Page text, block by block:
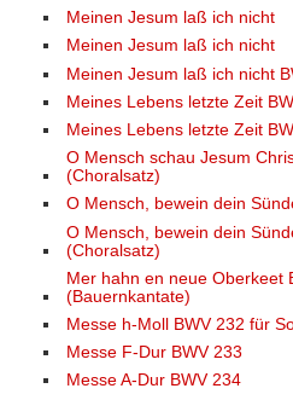
Meinen Jesum laß ich nicht
Meinen Jesum laß ich nicht
Meinen Jesum laß ich nicht
Meines Lebens letzte Zeit
Meines Lebens letzte Zeit
O Mensch schau Jesum
(Choralsatz)
O Mensch, bewein dein
O Mensch, bewein dein
(Choralsatz)
Mer hahn en neue Oberkeet
(Bauernkantate)
Messe h-Moll BWV 232 für
Messe F-Dur BWV 233
Messe A-Dur BWV 234